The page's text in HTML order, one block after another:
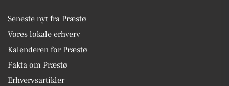
Seneste nyt fra Præstø
Vores lokale erhverv
Kalenderen for Præstø
Fakta om Præstø
Erhvervsartikler